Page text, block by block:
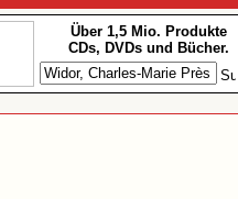
Über 1,5 Mio. Produkte
CDs, DVDs und Bücher.